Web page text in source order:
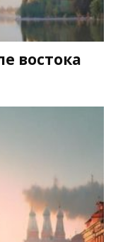
востока